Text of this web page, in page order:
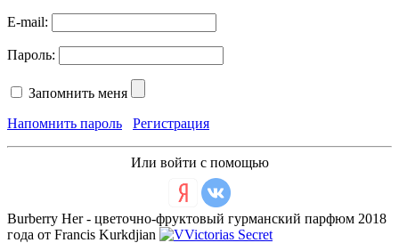
E-mail:
Пароль:
Запомнить меня
Напомнить пароль
Регистрация
Или войти с помощью
Burberry Her - цветочно-фруктовый гурманский парфюм 2018
года от Francis Kurkdjian